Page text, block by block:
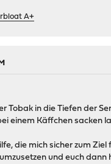
A+
Tobak in die Tiefen der
einem Käffchen sacken
die mich sicher zum Ziel
und euch